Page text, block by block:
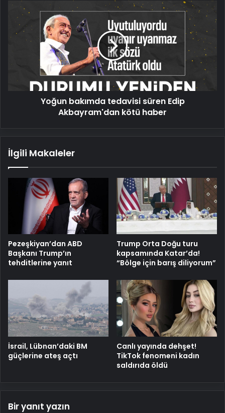
Yoğun
bakımda
tedavisi
süren
Akbayram'dan
Yoğun bakımda tedavisi süren Edip
Akbayram'dan kötü haber
İlgili Makaleler
Pezeşkiyan’dan ABD
Başkanı Trump’ın
tehditlerine yanıt
Trump Orta Doğu turu
kapsamında Katar’da!
“Bölge için barış diliyorum”
İsrail, Lübnan’daki BM
güçlerine ateş açtı
Canlı yayında dehşet!
TikTok fenomeni kadın
saldırıda öldü
Bir yanıt yazın